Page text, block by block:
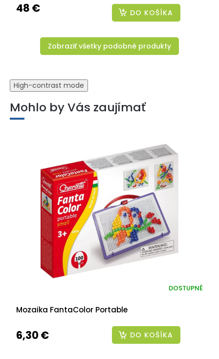
48 € DO KOŠÍKA
Zobraziť všetky podobné produkty
High-contrast mode
Mohlo by Vás zaujímať
Mozaika FantaColor Portable
DOSTUPNÉ
6,30 € DO KOŠÍKA